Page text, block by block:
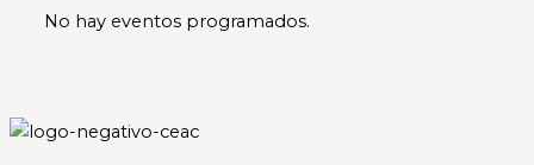
No hay eventos programados.